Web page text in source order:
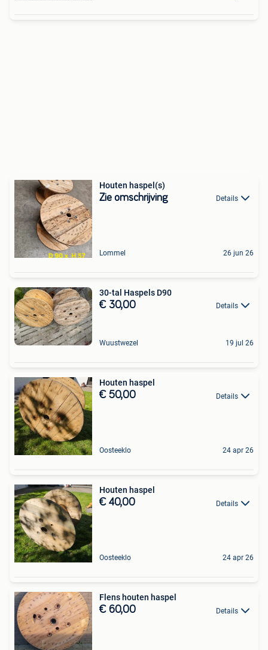
Houten haspel(s)
Zie omschrijving Details
Lommel 26 jun 26
30-tal Haspels D90
€ 30,00 Details
Wuustwezel 19 jul 26
Houten haspel
€ 50,00 Details
Oosteeklo 24 apr 26
Houten haspel
€ 40,00 Details
Oosteeklo 24 apr 26
Flens houten haspel
€ 60,00 Details